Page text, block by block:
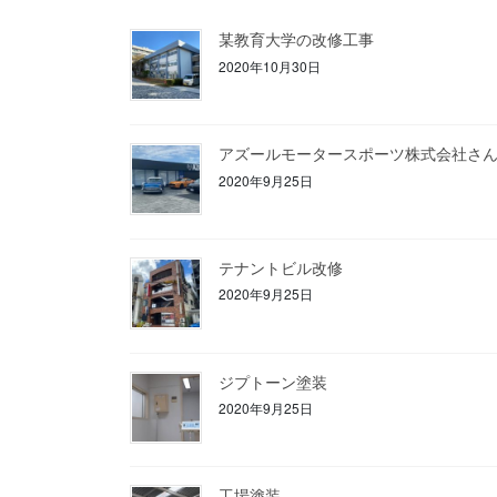
某教育大学の改修工事
2020年10月30日
アズールモータースポーツ株式会社さ
2020年9月25日
テナントビル改修
2020年9月25日
ジプトーン塗装
2020年9月25日